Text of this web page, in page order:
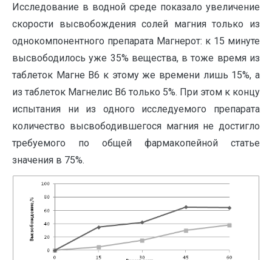
Исследование в водной среде показало увеличение
скорости высвобождения солей магния только из
однокомпонентного препарата Магнерот: к 15 минуте
высвободилось уже 35% вещества, в тоже время из
таблеток Магне В6 к этому же времени лишь 15%, а
из таблеток Магнелис В6 только 5%. При этом к концу
испытания ни из одного исследуемого препарата
количество высвободившегося магния не достигло
требуемого по общей фармакопейной статье
значения в 75%.